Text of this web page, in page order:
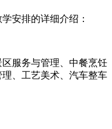
安排的详细介绍：
服务与管理、中餐烹饪
、工艺美术、汽车整车